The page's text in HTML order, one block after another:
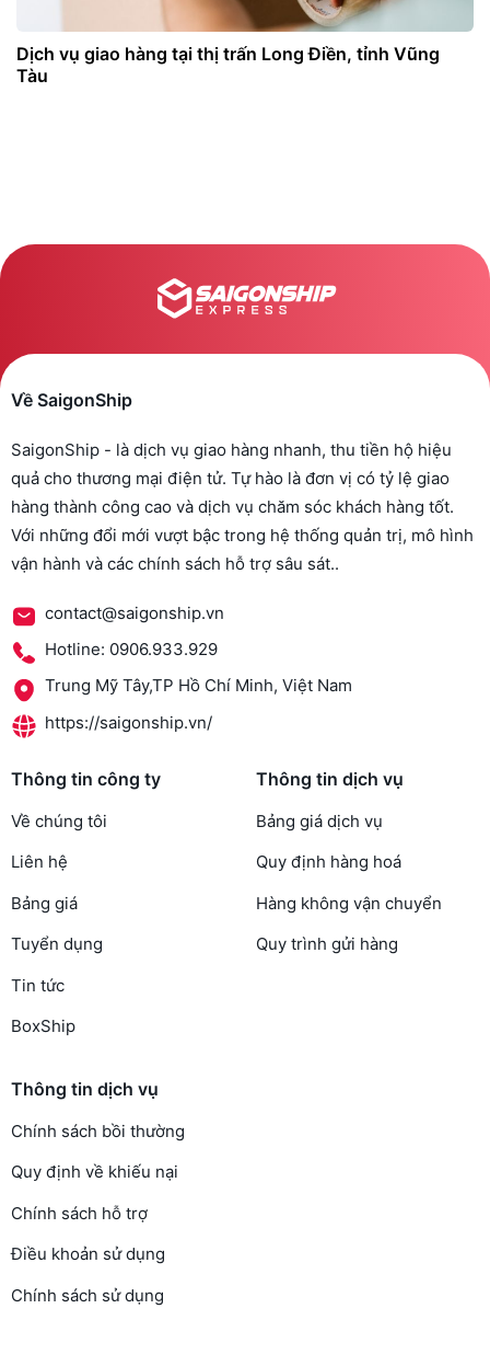
Dịch vụ giao hàng tại thị trấn Long Điền, tỉnh Vũng
Tàu
Về SaigonShip
SaigonShip - là dịch vụ giao hàng nhanh, thu tiền hộ hiệu
quả cho thương mại điện tử. Tự hào là đơn vị có tỷ lệ giao
hàng thành công cao và dịch vụ chăm sóc khách hàng tốt.
Với những đổi mới vượt bậc trong hệ thống quản trị, mô hình
vận hành và các chính sách hỗ trợ sâu sát..
contact@saigonship.vn
Hotline: 0906.933.929
Trung Mỹ Tây,TP Hồ Chí Minh, Việt Nam
https://saigonship.vn/
Thông tin công ty
Về chúng tôi
Liên hệ
Bảng giá
Tuyển dụng
Tin tức
BoxShip
Thông tin dịch vụ
Bảng giá dịch vụ
Quy định hàng hoá
Hàng không vận chuyển
Quy trình gửi hàng
Thông tin dịch vụ
Chính sách bồi thường
Quy định về khiếu nại
Chính sách hỗ trợ
Điều khoản sử dụng
Chính sách sử dụng